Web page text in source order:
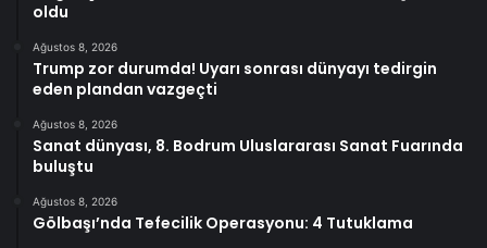
oldu
Ağustos 8, 2026
Trump zor durumda! Uyarı sonrası dünyayı tedirgin
eden plandan vazgeçti
Ağustos 8, 2026
Sanat dünyası, 8. Bodrum Uluslararası Sanat Fuarında
buluştu
Ağustos 8, 2026
Gölbaşı’nda Tefecilik Operasyonu: 4 Tutuklama